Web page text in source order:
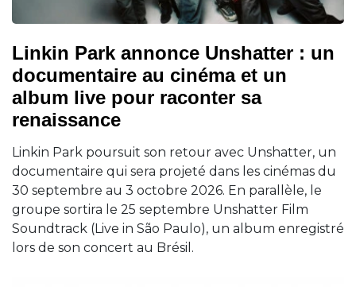
Linkin Park annonce Unshatter : un
documentaire au cinéma et un
album live pour raconter sa
renaissance
Linkin Park poursuit son retour avec Unshatter, un
documentaire qui sera projeté dans les cinémas du
30 septembre au 3 octobre 2026. En parallèle, le
groupe sortira le 25 septembre Unshatter Film
Soundtrack (Live in São Paulo), un album enregistré
lors de son concert au Brésil.